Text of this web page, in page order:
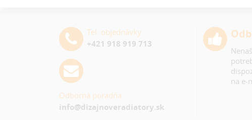
Tel. objednávky
+421 918 919 713
Odborná poradňa
info@dizajnoveradiatory.sk
na e-